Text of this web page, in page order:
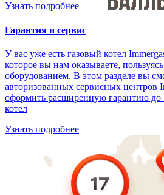
Узнать подробнее
Гарантия и сервис
У вас уже есть газовый котел
которое вы нам оказываете,
оборудованием. В этом разделе вы
авторизованных сервисных центров
оформить расширенную гарантию до
котел
Узнать подробнее